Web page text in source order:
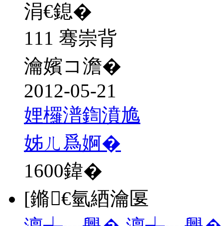
涓€鎴�
111 骞崇背
瀹嬪コ澹�
2012-05-21
娌欏潽鍧濆尯
姊ㄦ爲婀�
1600鍏�
[鏅€氫綇瀹匽